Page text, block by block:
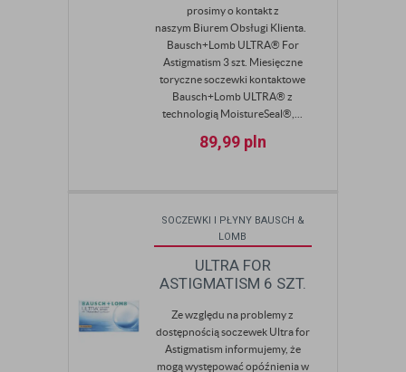
prosimy o kontakt z
naszym Biurem Obsługi Klienta.
Bausch+Lomb ULTRA® For
Astigmatism 3 szt. Miesięczne
toryczne soczewki kontaktowe
Bausch+Lomb ULTRA® z
technologią MoistureSeal®,...
89,99 pln
SOCZEWKI I PŁYNY BAUSCH &
LOMB
ULTRA FOR
ASTIGMATISM 6 SZT.
Ze względu na problemy z
dostępnością soczewek Ultra for
Astigmatism informujemy, że
mogą występować opóźnienia w